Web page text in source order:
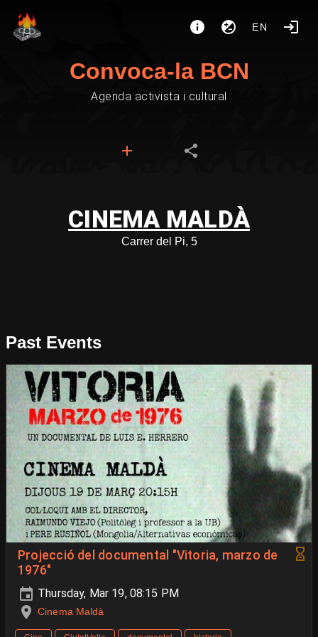
EN
Convoca-la BCN
Agenda activista i cultural
CINEMA MALDÀ
Carrer del Pi, 5
Past Events
Projecció del documental "Vitoria, marzo de
1976"
Thursday, Mar 19, 08:15 PM
Cinema Maldà